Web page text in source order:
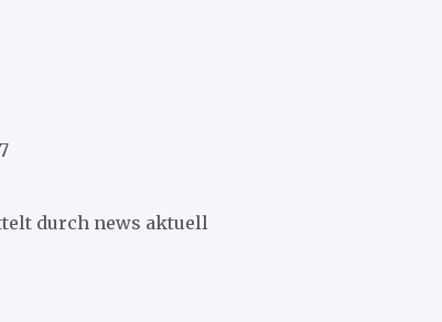
durch news aktuell